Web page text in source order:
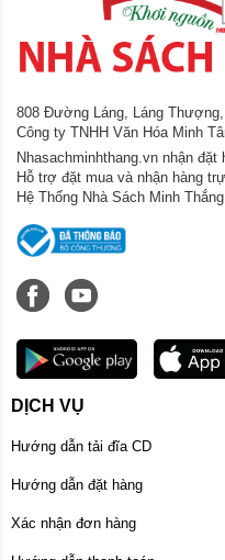
808 Đường Láng, Láng
Công ty TNHH Văn Hóa Minh
Nhasachminhthang.vn nhận
Hỗ trợ đặt mua và nhận hàng
Hệ Thống Nhà Sách Minh
DỊCH VỤ
Hướng dẫn tải đĩa CD
Hướng dẫn đặt hàng
Xác nhận đơn hàng